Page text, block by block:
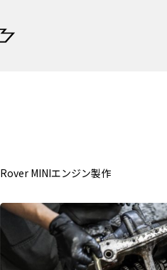
Rover MINIエンジン製作